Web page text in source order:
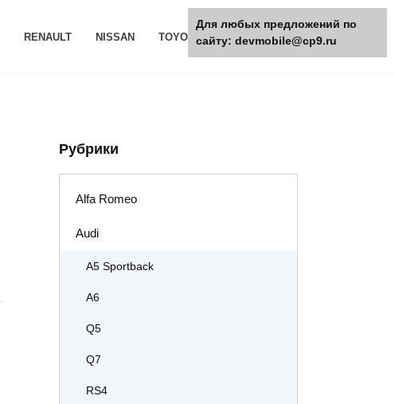
RENAULT NISSAN TOYOTA РАЗНОЕ
Рубрики
Alfa Romeo
Audi
A5 Sportback
A6
Q5
Q7
RS4
Для любых предложений по
сайту: devmobile@cp9.ru